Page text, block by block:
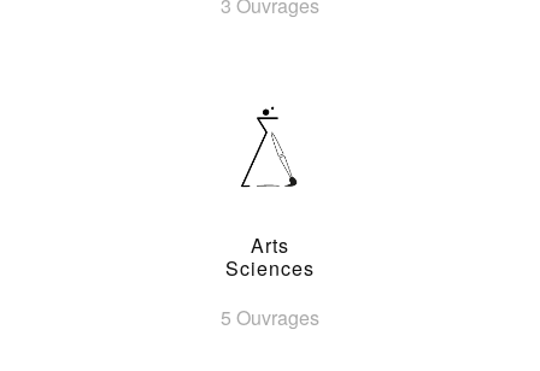
Arts
Sciences
5 Ouvrages